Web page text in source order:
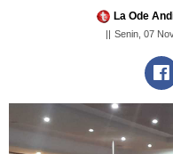
La Ode
Senin, 07